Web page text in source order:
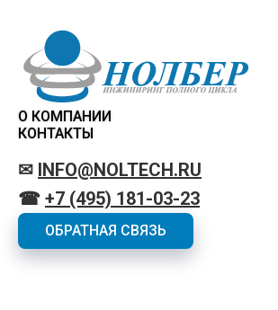
О КОМПАНИИ
КОНТАКТЫ
✉ INFO@NOLTECH.RU
☎ +7 (495) 181-03-23
ОБРАТНАЯ СВЯЗЬ